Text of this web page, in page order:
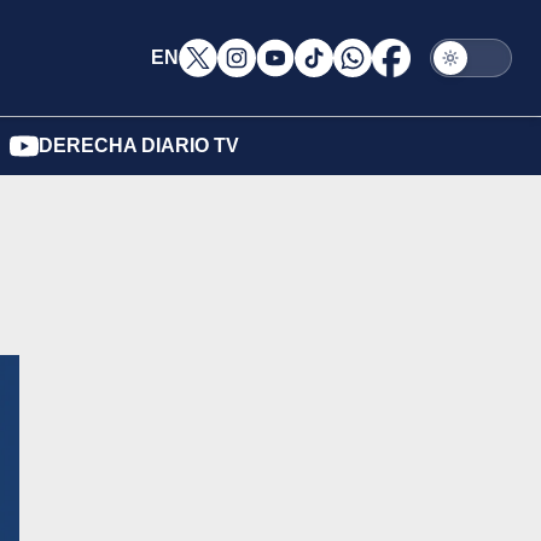
EN
DERECHA DIARIO TV